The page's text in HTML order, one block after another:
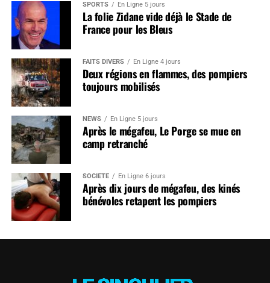
SPORTS En Ligne 5 jours
La folie Zidane vide déjà le Stade de
France pour les Bleus
FAITS DIVERS En Ligne 4 jours
Deux régions en flammes, des pompiers
toujours mobilisés
NEWS En Ligne 5 jours
Après le mégafeu, Le Porge se mue en
camp retranché
SOCIÉTÉ En Ligne 6 jours
Après dix jours de mégafeu, des kinés
bénévoles retapent les pompiers